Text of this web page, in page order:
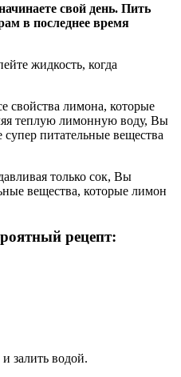
свой день. Пить
в последнее время
свойства лимона, которые
теплую лимонную воду, Вы
супер питательные вещества
только сок, Вы
вещества, которые лимон
рецепт:
залить водой.